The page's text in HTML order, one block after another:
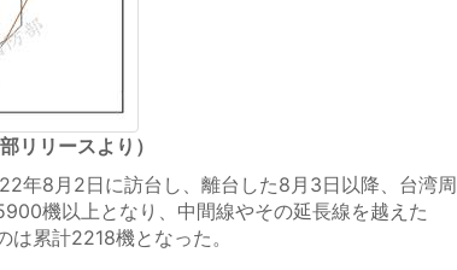
リリースより）
年8月2日に訪台し、離台した8月3日以降、台湾周
機以上となり、中間線やその延長線を越えた
累計2218機となった。